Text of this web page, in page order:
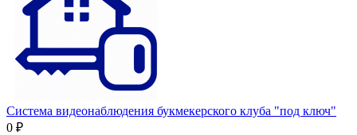
Система видеонаблюдения букмекерского клуба "под ключ"
0 ₽